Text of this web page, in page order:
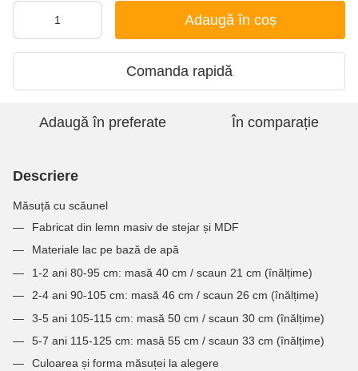
Adaugă în coș
Comanda rapidă
Adaugă în preferate În comparație
Descriere
Măsuță cu scăunel
Fabricat din lemn masiv de stejar și MDF
Materiale lac pe bază de apă
1-2 ani 80-95 cm: masă 40 cm / scaun 21 cm (înălțime)
2-4 ani 90-105 cm: masă 46 cm / scaun 26 cm (înălțime)
3-5 ani 105-115 cm: masă 50 cm / scaun 30 cm (înălțime)
5-7 ani 115-125 cm: masă 55 cm / scaun 33 cm (înălțime)
Culoarea și forma măsuței la alegere